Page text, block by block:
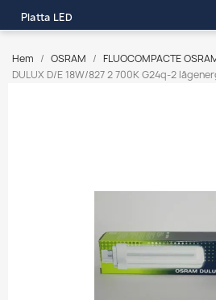
Platta LED
Hem OSRAM FLUOCOMPACTE
DULUX D/E 18W/827 2 700K G24q-2